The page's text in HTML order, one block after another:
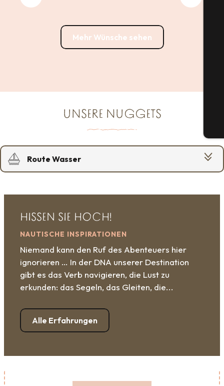
Sehenswürdigkeiten
Mehr Wünsche sehen
UNSERE NUGGETS
Route Wasser
HISSEN SIE HOCH!
NAUTISCHE INSPIRATIONEN
Niemand kann den Ruf des Abenteuers hier
ignorieren … In der DNA unserer Destination
gibt es das Verb navigieren, die Lust zu
erkunden: das Segeln, das Gleiten, die...
Alle Erfahrungen